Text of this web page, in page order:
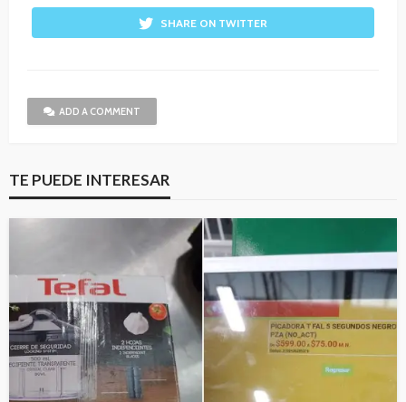
SHARE ON TWITTER
ADD A COMMENT
TE PUEDE INTERESAR